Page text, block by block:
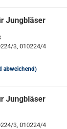
Jungbläser
3, 010224/4
abweichend)
Jungbläser
3, 010224/4